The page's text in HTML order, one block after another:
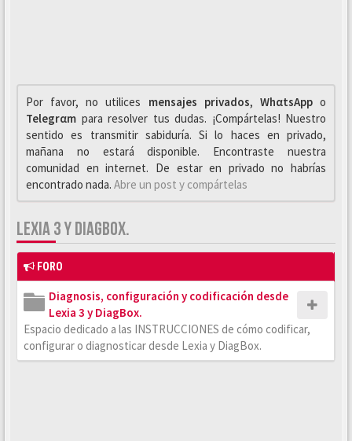
Por favor, no utilices mensajes privados, WhαtsAppo
Telegrαm para resolver tus dudas. ¡Compártelas! Nuestro
sentido es transmitir sabiduría. Si lo haces en privado,
mañana no estará disponible. Encontraste nuestra
comunidad en internet. De estar en privado no habrías
encontrado nada. Abre un post y compártelas
LEXIA 3 Y DIAGBOX.
FORO
Diagnosis, configuración y codificación desde
Lexia 3 y DiagBox.
Espacio dedicado a las INSTRUCCIONES de cómo codificar,
configurar o diagnosticar desde Lexia y DiagBox.